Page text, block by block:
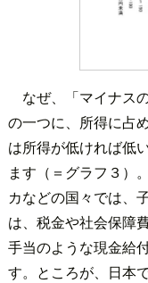
なぜ、「マイナス
の一つに、所得に占
は所得が低ければ低
ます（＝グラフ３）
カなどの国々では、
は、税金や社会保障
手当のような現金給
す。ところが、日本